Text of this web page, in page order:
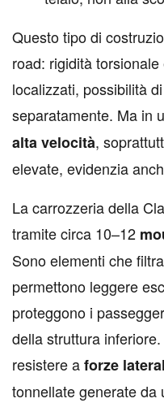
Questo tipo di
road: rigidità
localizzati, possibilità
separatamente. Ma in
alta velocità,
elevate, evidenzia
La carrozzeria della
tramite circa 10–12
Sono elementi che
permettono leggere
proteggono i
della struttura
resistere aforze
tonnellate generate da